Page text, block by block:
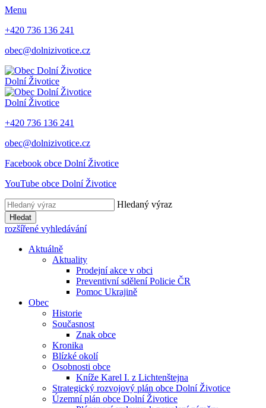
Menu
+420 736 136 241
obec@dolnizivotice.cz
Dolní Životice
Dolní Životice
+420 736 136 241
obec@dolnizivotice.cz
Facebook obce Dolní Životice
YouTube obce Dolní Životice
Hledaný výraz
Hledat
rozšířené vyhledávání
Aktuálně
Aktuality
Prodejní akce v obci
Preventivní sdělení Policie ČR
Pomoc Ukrajině
Obec
Historie
Současnost
Znak obce
Kronika
Blízké okolí
Osobnosti obce
Kníže Karel I. z Lichtenštejna
Strategický rozvojový plán obce Dolní Životice
Územní plán obce Dolní Životice